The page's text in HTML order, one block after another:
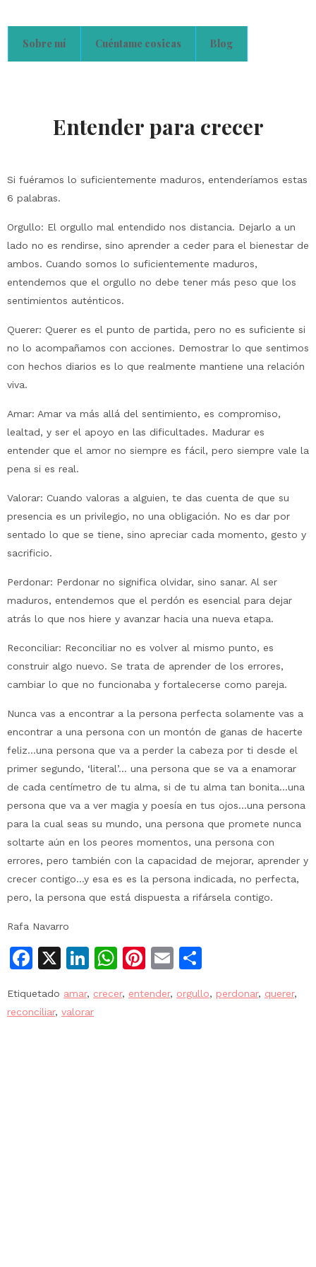
Sobre mí Cuéntame cosicas Blog
Entender para crecer
Si fuéramos lo suficientemente maduros, entenderíamos estas
6 palabras.
Orgullo: El orgullo mal entendido nos distancia. Dejarlo a un
lado no es rendirse, sino aprender a ceder para el bienestar de
ambos. Cuando somos lo suficientemente maduros,
entendemos que el orgullo no debe tener más peso que los
sentimientos auténticos.
Querer: Querer es el punto de partida, pero no es suficiente si
no lo acompañamos con acciones. Demostrar lo que sentimos
con hechos diarios es lo que realmente mantiene una relación
viva.
Amar: Amar va más allá del sentimiento, es compromiso,
lealtad, y ser el apoyo en las dificultades. Madurar es
entender que el amor no siempre es fácil, pero siempre vale la
pena si es real.
Valorar: Cuando valoras a alguien, te das cuenta de que su
presencia es un privilegio, no una obligación. No es dar por
sentado lo que se tiene, sino apreciar cada momento, gesto y
sacrificio.
Perdonar: Perdonar no significa olvidar, sino sanar. Al ser
maduros, entendemos que el perdón es esencial para dejar
atrás lo que nos hiere y avanzar hacia una nueva etapa.
Reconciliar: Reconciliar no es volver al mismo punto, es
construir algo nuevo. Se trata de aprender de los errores,
cambiar lo que no funcionaba y fortalecerse como pareja.
Nunca vas a encontrar a la persona perfecta solamente vas a
encontrar a una persona con un montón de ganas de hacerte
feliz…una persona que va a perder la cabeza por ti desde el
primer segundo, ‘literal’… una persona que se va a enamorar
de cada centímetro de tu alma, si de tu alma tan bonita…una
persona que va a ver magia y poesía en tus ojos…una persona
para la cual seas su mundo, una persona que promete nunca
soltarte aún en los peores momentos, una persona con
errores, pero también con la capacidad de mejorar, aprender y
crecer contigo…y esa es es la persona indicada, no perfecta,
pero, la persona que está dispuesta a rifársela contigo.
Rafa Navarro
Facebook
X LinkedIn
WhatsApp
Pinterest
Email
Etiquetado amar, crecer, entender, orgullo, perdonar, querer,
reconciliar, valorar